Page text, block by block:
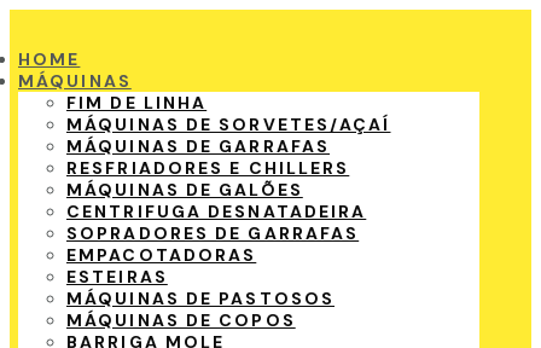
HOME
MÁQUINAS
FIM DE LINHA
MÁQUINAS DE SORVETES/AÇAÍ
MÁQUINAS DE GARRAFAS
RESFRIADORES E CHILLERS
MÁQUINAS DE GALÕES
CENTRIFUGA DESNATADEIRA
SOPRADORES DE GARRAFAS
EMPACOTADORAS
ESTEIRAS
MÁQUINAS DE PASTOSOS
MÁQUINAS DE COPOS
BARRIGA MOLE